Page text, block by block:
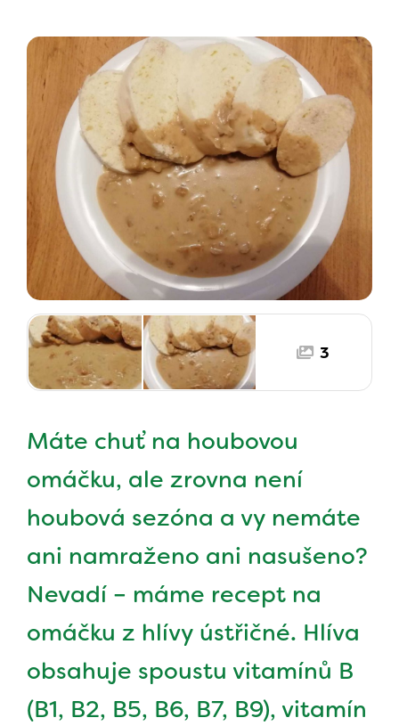
3
Máte chuť na houbovou
omáčku, ale zrovna není
houbová sezóna a vy nemáte
ani namraženo ani nasušeno?
Nevadí – máme recept na
omáčku z hlívy ústřičné. Hlíva
obsahuje spoustu vitamínů B
(B1, B2, B5, B6, B7, B9), vitamín